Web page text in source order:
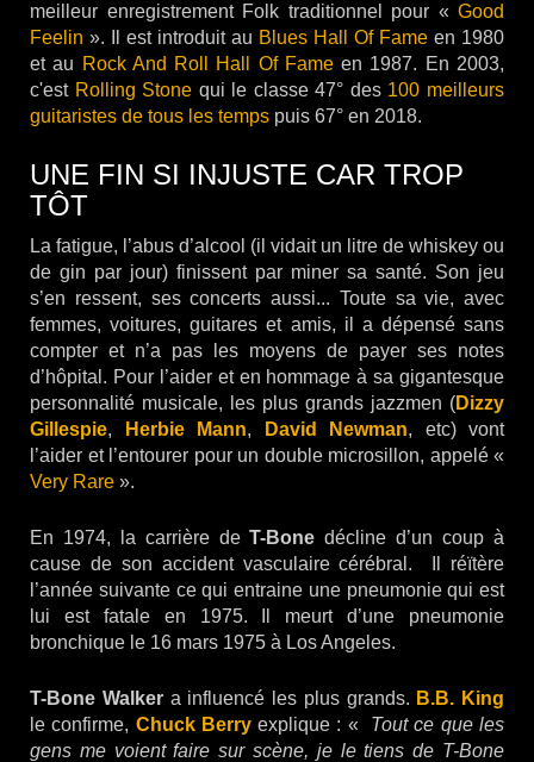
meilleur enregistrement Folk traditionnel pour « Good
Feelin ». Il est introduit au Blues Hall Of Fame en 1980
et au Rock And Roll Hall Of Fameen 1987. En 2003,
c'est Rolling Stone qui le classe 47° des 100 meilleurs
guitaristes de tous les temps puis 67° en 2018.
UNE FIN SI INJUSTE CAR TROP
TÔT
La fatigue, l’abus d’alcool (il vidait un litre de whiskey ou
de gin par jour) finissent par miner sa santé. Son jeu
s’en ressent, ses concerts aussi... Toute sa vie, avec
femmes, voitures, guitares et amis, il a dépensé sans
compter et n’a pas les moyens de payer ses notes
d’hôpital. Pour l’aider et en hommage à sa gigantesque
personnalité musicale, les plus grands jazzmen (Dizzy
Gillespie, Herbie Mann, David Newman, etc) vont
l’aider et l’entourer pour un double microsillon, appelé «
Very Rare ».
En 1974, la carrière deT-Bone décline d’un coup à
cause de son accident vasculaire cérébral. Il réïtère
l’année suivante ce qui entraine une pneumonie qui est
lui est fatale en 1975. Il meurt d’une pneumonie
bronchique le 16 mars 1975 à Los Angeles.
T-Bone Walkera influencé les plus grands. B.B. King
le confirme, Chuck Berryexplique : « Tout ce que les
gens me voient faire sur scène, je le tiens de T-Bone